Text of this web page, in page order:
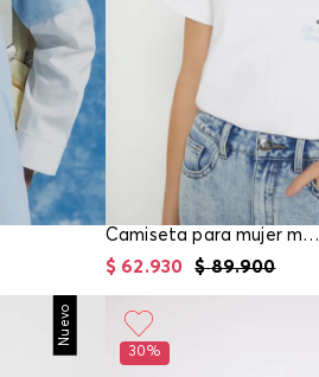
Camiseta para mujer manga corta
$ 89.900
$ 62.930
Nuevo
30%